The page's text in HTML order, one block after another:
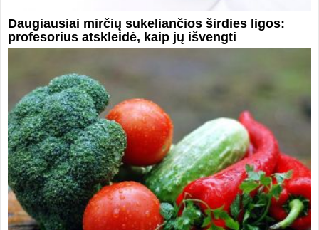
Daugiausiai mirčių sukeliančios širdies ligos:
profesorius atskleidė, kaip jų išvengti